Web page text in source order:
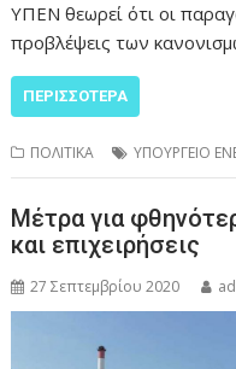
ΥΠΕΝ θεωρεί ότι οι
προβλέψεις των
ΠΕΡΙΣΣΌΤΕΡΑ
ΠΟΛΙΤΙΚΑ ΥΠΟΥΡΓΕΙΟ
Μέτρα για
και επιχειρήσεις
27 Σεπτεμβρίου 2020